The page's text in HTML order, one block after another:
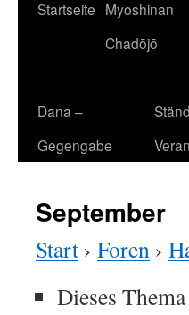
Startseite Myoshinan
Chadōjō
Dana –
Gegengabe
September
Start › Foren ›
Dieses